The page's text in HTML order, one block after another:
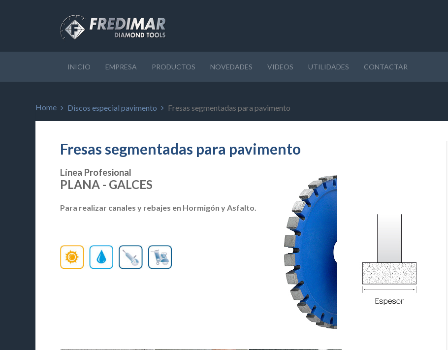
INICIO EMPRESA PRODUCTOS NOVEDADES VIDEOS UTILIDADES CONTACTAR
Home Discos especial pavimento Fresas segmentadas para pavimento
Fresas segmentadas para pavimento
Línea Profesional
PLANA - GALCES
Para realizar canales y rebajes en Hormigón y Asfalto.